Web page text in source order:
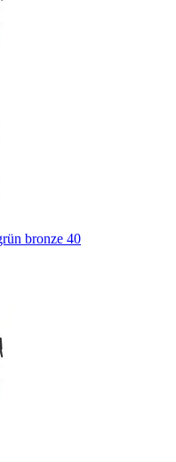
bronze 40